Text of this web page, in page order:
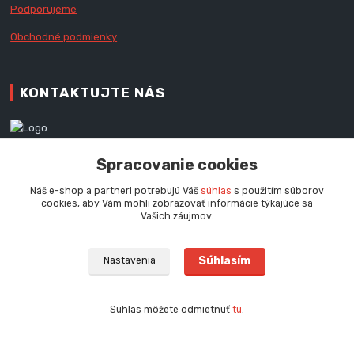
Podporujeme
Obchodné podmienky
KONTAKTUJTE NÁS
+421 905 060 020
info@redx-stany.sk
Spracovanie cookies
Náš e-shop a partneri potrebujú Váš súhlas s použitím súborov
cookies, aby Vám mohli zobrazovať informácie týkajúce sa
Vašich záujmov.
Nastavenia Súhlasím
Súhlas môžete odmietnuť tu.